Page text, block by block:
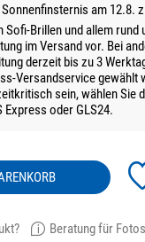
am 12.8.
Sofi-Brillen und allem rund
im Versand vor. Bei
derzeit bis zu 3
Versandservice gewählt
sein, wählen Sie
Express oder GLS24.
Beratung für